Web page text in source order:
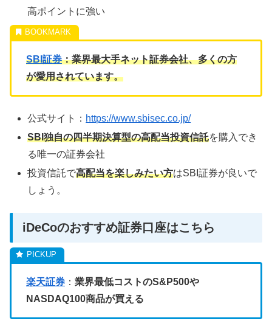
高ポイントに強い
SBI証券：業界最大手ネット証券会社、多くの方
が愛用されています。
公式サイト： https://www.sbisec.co.jp/
SBI独自の四半期決算型の高配当投資信託を購入でき
る唯一の証券会社
投資信託で高配当を楽しみたい方はSBI証券が良いで
しょう。
iDeCoのおすすめ証券口座はこちら
楽天証券 ： 業界最低コストのS&P500や
NASDAQ100商品が買える